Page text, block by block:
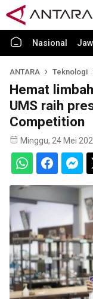
Nasional
ANTARA Teknologi
Hemat
UMS raih
Competition
Minggu, 24 Mei